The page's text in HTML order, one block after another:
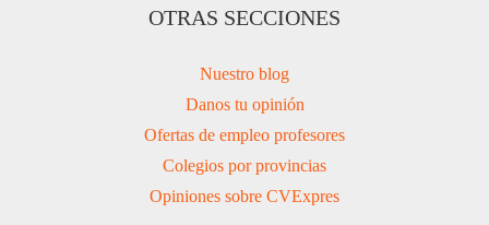
OTRAS SECCIONES
Nuestro blog
Danos tu opinión
Ofertas de empleo profesores
Colegios por provincias
Opiniones sobre CVExpres